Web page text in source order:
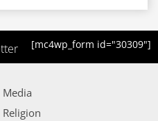
[mc4wp_form id="30309"]
Media
Religion